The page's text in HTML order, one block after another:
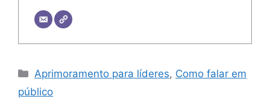
Categorias
Aprimoramento para líderes, Como falar em
público